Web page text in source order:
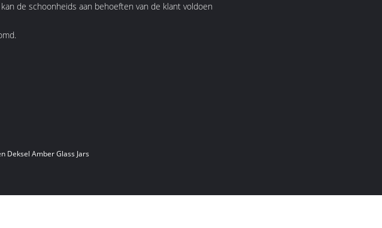
de schoonheids aan behoeften van de klant voldoen
Deksel Amber Glass Jars